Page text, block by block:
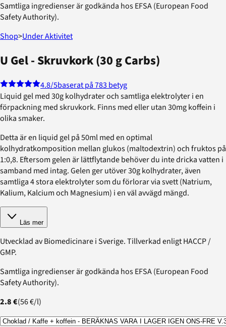
Samtliga ingredienser är godkända hos EFSA (European Food
Safety Authority).
Shop>Under Aktivitet
U Gel - Skruvkork (30 g Carbs)
4.8/5baserat på 783 betyg
Liquid gel med 30g kolhydrater och samtliga elektrolyter i en
förpackning med skruvkork. Finns med eller utan 30mg koffein i
olika smaker.
Detta är en liquid gel på 50ml med en optimal
kolhydratkomposition mellan glukos (maltodextrin) och fruktos på
1:0,8. Eftersom gelen är lättflytande behöver du inte dricka vatten i
samband med intag. Gelen ger utöver 30g kolhydrater, även
samtliga 4 stora elektrolyter som du förlorar via svett (Natrium,
Kalium, Kalcium och Magnesium) i en väl avvägd mängd.
Läs mer
Utvecklad av Biomedicinare i Sverige. Tillverkad enligt HACCP /
GMP.
Samtliga ingredienser är godkända hos EFSA (European Food
Safety Authority).
2.8 €(56 €/l)